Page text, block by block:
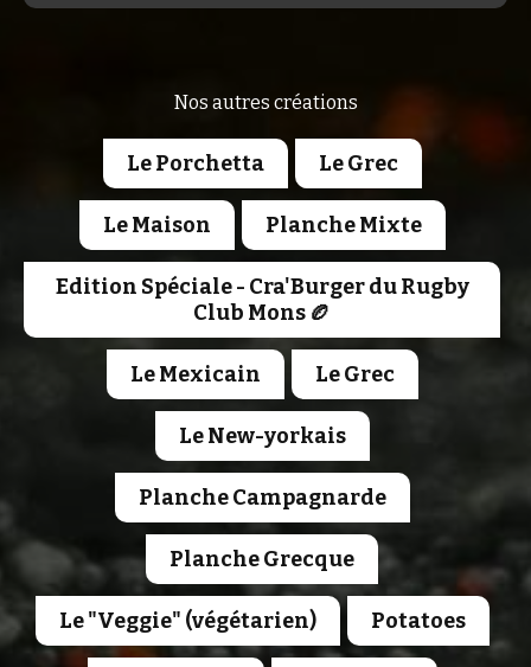
Nos autres créations
Le Porchetta Le Grec
Le Maison Planche Mixte
Edition Spéciale - Cra'Burger du Rugby
Club Mons 🏉
Le Mexicain Le Grec
Le New-yorkais
Planche Campagnarde
Planche Grecque
Le "Veggie" (végétarien) Potatoes